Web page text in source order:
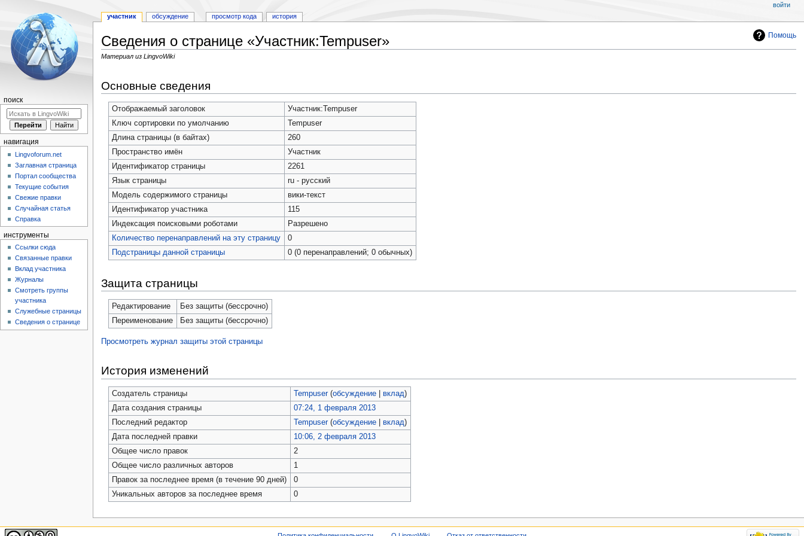
Помощь
Сведения о странице «Участник:Tempuser»
Материал из LingvoWiki
ккОсновные сведения
Отображаемый заголовок
Участник:Tempuser
Ключ сортировки по умолчанию
Tempuser
Длина страницы (в байтах)
260
Пространство имён
Участник
Идентификатор страницы
2261
Язык страницы
ru - русский
Модель содержимого страницы
вики-текст
Идентификатор участника
115
Индексация поисковыми роботами
Разрешено
Количество перенаправлений на эту страницу
0
Подстраницы данной страницы
0 (0 перенаправлений; 0 обычных)
Защита страницы
Редактирование
Без защиты (бессрочно)
Переименование
Без защиты (бессрочно)
Просмотреть журнал защиты этой страницы
История изменений
Создатель страницы Tempuser (обсуждение |вклад)
Дата создания страницы
07:24, 1 февраля 2013
Последний редактор
Tempuser (обсуждение |вклад)
Дата последней правки
10:06, 2 февраля 2013
Общее число правок
2
Общее число различных авторов
1
Правок за последнее время (в течение 90 дней)
0
Уникальных авторов за последнее время
0
участник обсуждение просмотр кода история
войти
поиск
навигация
Lingvoforum.net
Заглавная страница
Портал сообщества
Текущие события
Свежие правки
Случайная статья
Справка
инструменты
Ссылки сюда
Связанные правки
Вклад участника
Журналы
Смотреть группы
участника
Служебные страницы
Сведения о странице